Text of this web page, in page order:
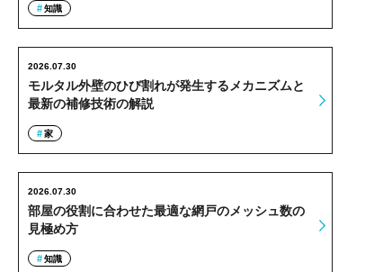
知識
モルタル外壁のひび割れが発生するメカニズムと
最新の補修技術の解説
2026.07.30
家
部屋の役割に合わせた最適な網戸のメッシュ数の
見極め方
2026.07.30
知識